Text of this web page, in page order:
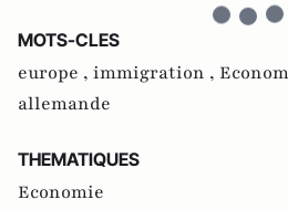
MOTS-CLES
europe , immigration ,
allemande
THEMATIQUES
Economie